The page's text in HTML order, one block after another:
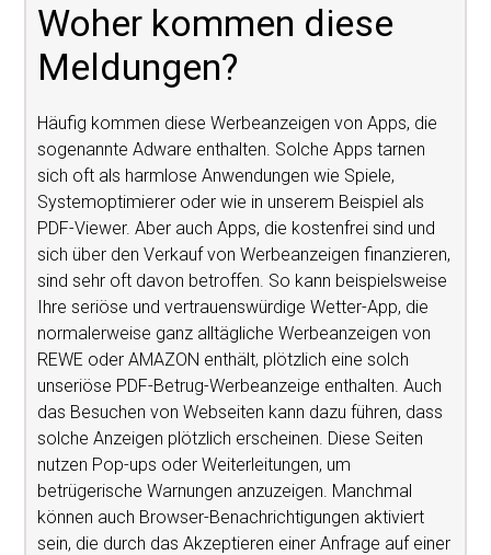
Woher kommen diese
Meldungen?
Häufig kommen diese Werbeanzeigen von Apps, die
sogenannte Adware enthalten. Solche Apps tarnen
sich oft als harmlose Anwendungen wie Spiele,
Systemoptimierer oder wie in unserem Beispiel als
PDF-Viewer. Aber auch Apps, die kostenfrei sind und
sich über den Verkauf von Werbeanzeigen finanzieren,
sind sehr oft davon betroffen. So kann beispielsweise
Ihre seriöse und vertrauenswürdige Wetter-App, die
normalerweise ganz alltägliche Werbeanzeigen von
REWE oder AMAZON enthält, plötzlich eine solch
unseriöse PDF-Betrug-Werbeanzeige enthalten. Auch
das Besuchen von Webseiten kann dazu führen, dass
solche Anzeigen plötzlich erscheinen. Diese Seiten
nutzen Pop-ups oder Weiterleitungen, um
betrügerische Warnungen anzuzeigen. Manchmal
können auch Browser-Benachrichtigungen aktiviert
sein, die durch das Akzeptieren einer Anfrage auf einer